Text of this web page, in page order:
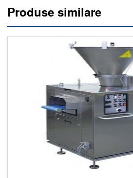
Produse similare